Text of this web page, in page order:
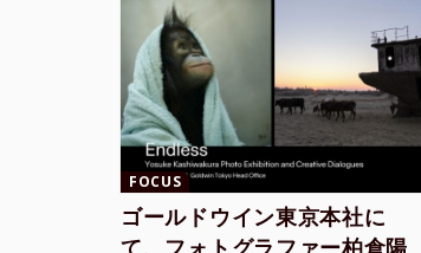
FOCUS
ゴールドウイン東京本社に
て、フォトグラファー柏倉陽